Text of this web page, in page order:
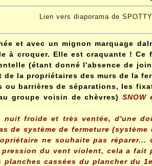
Lien vers diaporama de SPOTTY
et avec un mignon marquage
à croquer. Elle est craquante ! Ce
(étant donné l'absence de
la propriétaires des murs de la
ou barrières de séparations, les
groupe voisin de chèvres) SNOW
froide et très ventée, d'une
de système de fermeture (système
ne souhaite pas réparer...
du vent violent, cela a fait
cassées du plancher du